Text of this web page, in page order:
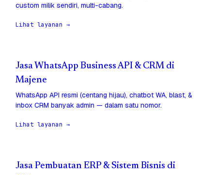
custom milik sendiri, multi-cabang.
Lihat layanan →
Jasa WhatsApp Business API & CRM di
Majene
WhatsApp API resmi (centang hijau), chatbot WA, blast, &
inbox CRM banyak admin — dalam satu nomor.
Lihat layanan →
Jasa Pembuatan ERP & Sistem Bisnis di